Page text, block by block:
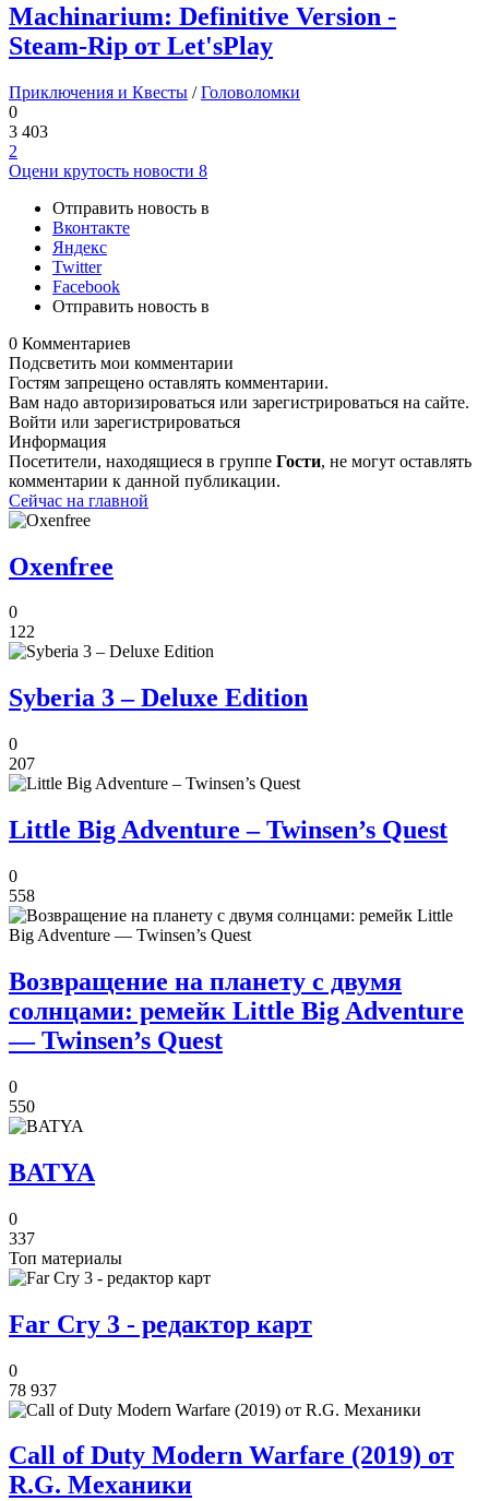
Machinarium: Definitive Version -
Steam-Rip от Let'sРlay
Приключения и Квесты /Головоломки
0
3 403
2
Оцени крутость новости 8
Отправить новость в
Вконтакте
Яндекс
Twitter
Facebook
Отправить новость в
0 Комментариев
Подсветить мои комментарии
Гостям запрещено оставлять комментарии.
Вам надо авторизироваться или зарегистрироваться на сайте.
Войти или зарегистрироваться
Информация
Посетители, находящиеся в группе Гости, не могут оставлять
комментарии к данной публикации.
Сейчас на главной
Oxenfree
0
122
Syberia 3 – Deluxe Edition
0
207
Little Big Adventure – Twinsen’s Quest
0
558
Возвращение на планету с двумя
солнцами: ремейк Little Big Adventure
— Twinsen’s Quest
0
550
BATYA
0
337
Топ материалы
Far Cry 3 - редактор карт
0
78 937
Call of Duty Modern Warfare (2019) от
R.G. Механики